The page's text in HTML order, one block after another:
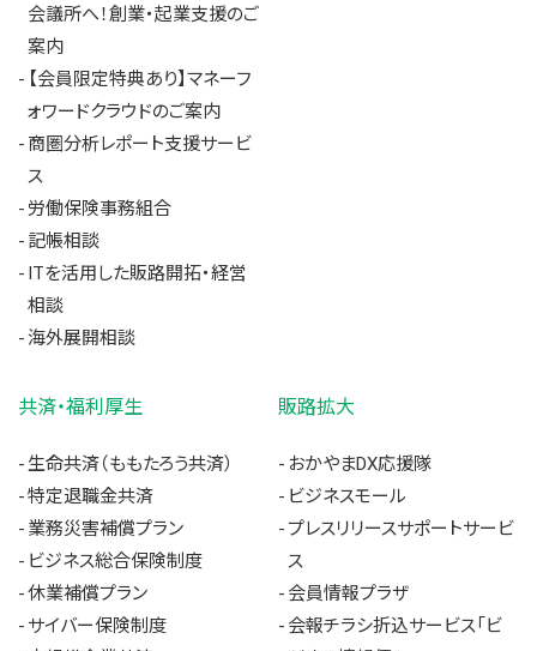
会議所へ！創業・起業支援のご
案内
【会員限定特典あり】マネーフ
ォワードクラウドのご案内
商圏分析レポート支援サービ
ス
労働保険事務組合
記帳相談
ITを活用した販路開拓・経営
相談
海外展開相談
共済・福利厚生
生命共済（ももたろう共済）
特定退職金共済
業務災害補償プラン
ビジネス総合保険制度
休業補償プラン
サイバー保険制度
販路拡大
おかやまDX応援隊
ビジネスモール
プレスリリースサポートサービ
ス
会員情報プラザ
会報チラシ折込サービス「ビ